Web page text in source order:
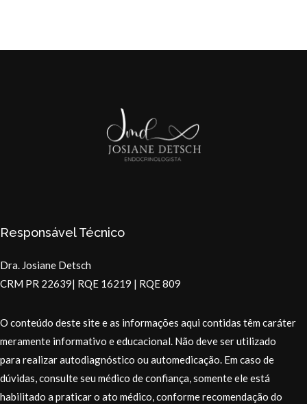
Responsável Técnico
Dra. Josiane Detsch
CRM PR 22639| RQE 16219 | RQE 809
O conteúdo deste site e as informações aqui contidas têm caráter
meramente informativo e educacional. Não deve ser utilizado
para realizar autodiagnóstico ou automedicação. Em caso de
dúvidas, consulte seu médico de confiança, somente ele está
habilitado a praticar o ato médico, conforme recomendação do